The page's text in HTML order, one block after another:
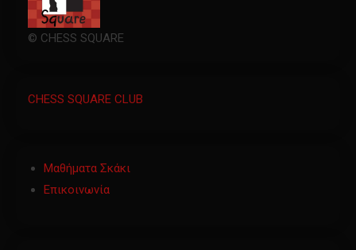
© CHESS SQUARE
CHESS SQUARE CLUB
Μαθήματα Σκάκι
Επικοινωνία